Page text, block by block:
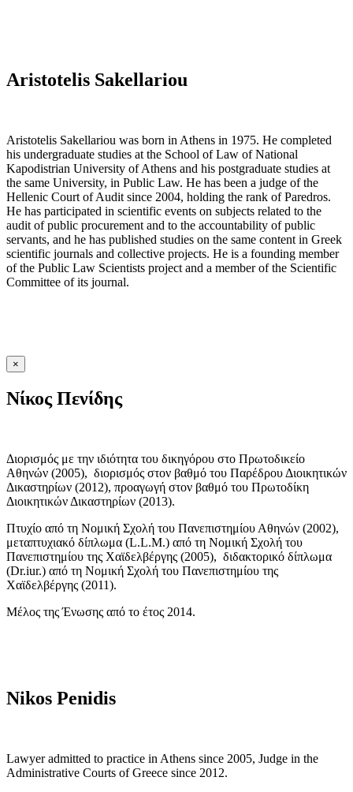
Aristotelis Sakellariou
Aristotelis Sakellariou was born in Athens in 1975. He completed
his undergraduate studies at the School of Law of National
Kapodistrian University of Athens and his postgraduate studies at
the same University, in Public Law. He has been a judge of the
Hellenic Court of Audit since 2004, holding the rank of Paredros.
He has participated in scientific events on subjects related to the
audit of public procurement and to the accountability of public
servants, and he has published studies on the same content in Greek
scientific journals and collective projects. He is a founding member
of the Public Law Scientists project and a member of the Scientific
Committee of its journal.
×
Νίκος Πενίδης
Διορισμός με την ιδιότητα του δικηγόρου στο Πρωτοδικείο
Αθηνών (2005), διορισμός στον βαθμό του Παρέδρου Διοικητικών
Δικαστηρίων (2012), προαγωγή στον βαθμό του Πρωτοδίκη
Διοικητικών Δικαστηρίων (2013).
Πτυχίο από τη Νομική Σχολή του Πανεπιστημίου Αθηνών (2002),
μεταπτυχιακό δίπλωμα (L.L.M.) από τη Νομική Σχολή του
Πανεπιστημίου της Χαϊδελβέργης (2005), διδακτορικό δίπλωμα
(Dr.iur.) από τη Νομική Σχολή του Πανεπιστημίου της
Χαϊδελβέργης (2011).
Μέλος της Ένωσης από το έτος 2014.
Nikos Penidis
Lawyer admitted to practice in Athens since 2005, Judge in the
Administrative Courts of Greece since 2012.